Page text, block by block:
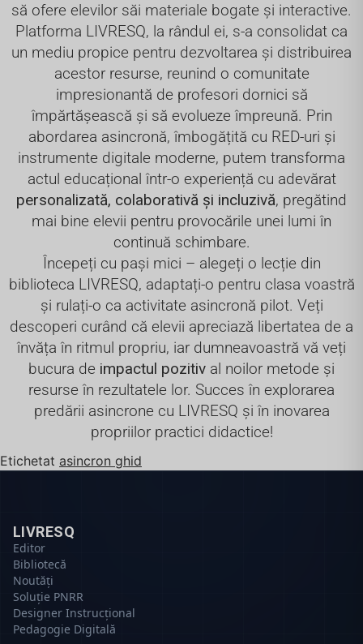
să ofere elevilor săi materiale bogate și interactive.
Platforma LIVRESQ, la rândul ei, s-a consolidat ca
un mediu propice pentru dezvoltarea și distribuirea
acestor resurse, reunind o comunitate
impresionantă de profesori dornici să
împărtășească și să evolueze împreună. Prin
abordarea asincronă, îmbogățită cu RED-uri și
instrumente digitale moderne, putem transforma
actul educațional într-o experiență cu adevărat
personalizată, colaborativă și incluzivă, pregătind
mai bine elevii pentru provocările unei lumi în
continuă schimbare.
Începeți cu pași mici – alegeți o lecție din
biblioteca LIVRESQ, adaptați-o pentru clasa voastră
și rulați-o ca activitate asincronă pilot. Veți
descoperi curând că elevii apreciază libertatea de a
învăța în ritmul propriu, iar dumneavoastră vă veți
bucura de impactul pozitiv al noilor metode și
resurse în rezultatele lor. Succes în explorarea
predării asincrone cu LIVRESQ și în inovarea
propriilor practici didactice!
Etichetat asincron ghid
LIVRESQ
Editor
Bibliotecă
Noutăți
Soluție PNRR
Designer Instrucțional
Pedagogie Digitală